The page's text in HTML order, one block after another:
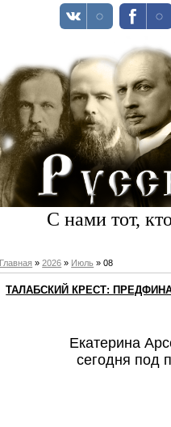
С нами тот,
Главная »2026 » Июль » 08
ТАЛАБСКИЙ КРЕСТ:
Екатерина
сегодня под